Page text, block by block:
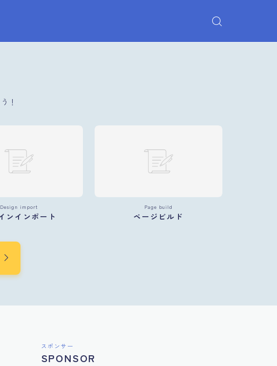
！
Design import
ンインポート
Page build
ページビルド
スポンサー
SPONSOR